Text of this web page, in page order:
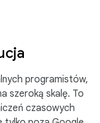
programistów,
szeroką skalę. To
czasowych